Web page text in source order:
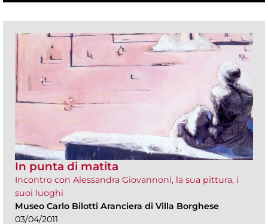
In punta di matita
Incontro con Alessandra Giovannoni, la sua pittura, i
suoi luoghi
Museo Carlo Bilotti Aranciera di Villa Borghese
03/04/2011